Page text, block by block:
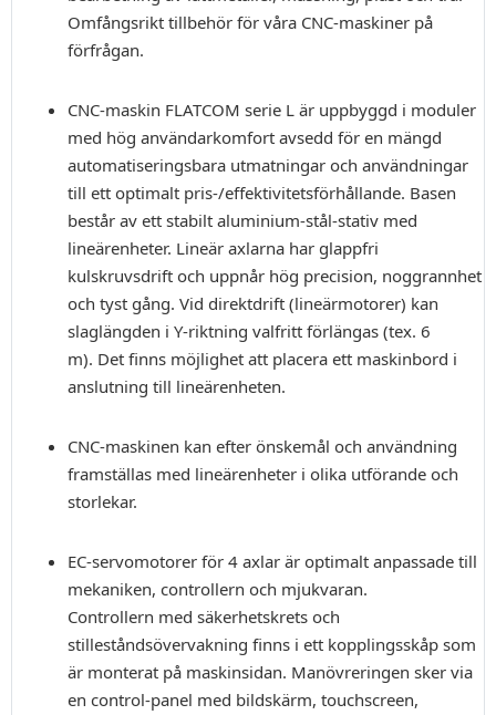
Omfångsrikt tillbehör för våra CNC-maskiner på
förfrågan.
CNC-maskin FLATCOM serie L är uppbyggd i moduler
med hög användarkomfort avsedd för en mängd
automatiseringsbara utmatningar och användningar
till ett optimalt pris-/effektivitetsförhållande. Basen
består av ett stabilt aluminium-stål-stativ med
lineärenheter. Lineär axlarna har glappfri
kulskruvsdrift och uppnår hög precision, noggrannhet
och tyst gång. Vid direktdrift (lineärmotorer) kan
slaglängden i Y-riktning valfritt förlängas (tex. 6
m). Det finns möjlighet att placera ett maskinbord i
anslutning till lineärenheten.
CNC-maskinen kan efter önskemål och användning
framställas med lineärenheter i olika utförande och
storlekar.
EC-servomotorer för 4 axlar är optimalt anpassade till
mekaniken, controllern och mjukvaran.
Controllern med säkerhetskrets och
stilleståndsövervakning finns i ett kopplingsskåp som
är monterat på maskinsidan. Manövreringen sker via
en control-panel med bildskärm, touchscreen,